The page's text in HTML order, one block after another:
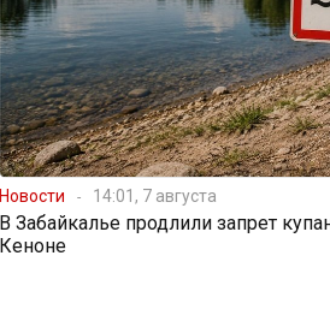
Новости 14:01, 7 августа
В Забайкалье продлили запрет
Кеноне